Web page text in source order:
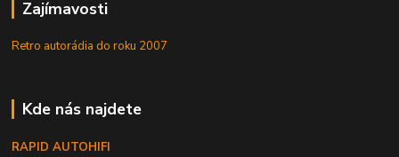
Zajímavosti
Retro autorádia do roku 2007
Kde nás najdete
RAPID AUTOHIFI